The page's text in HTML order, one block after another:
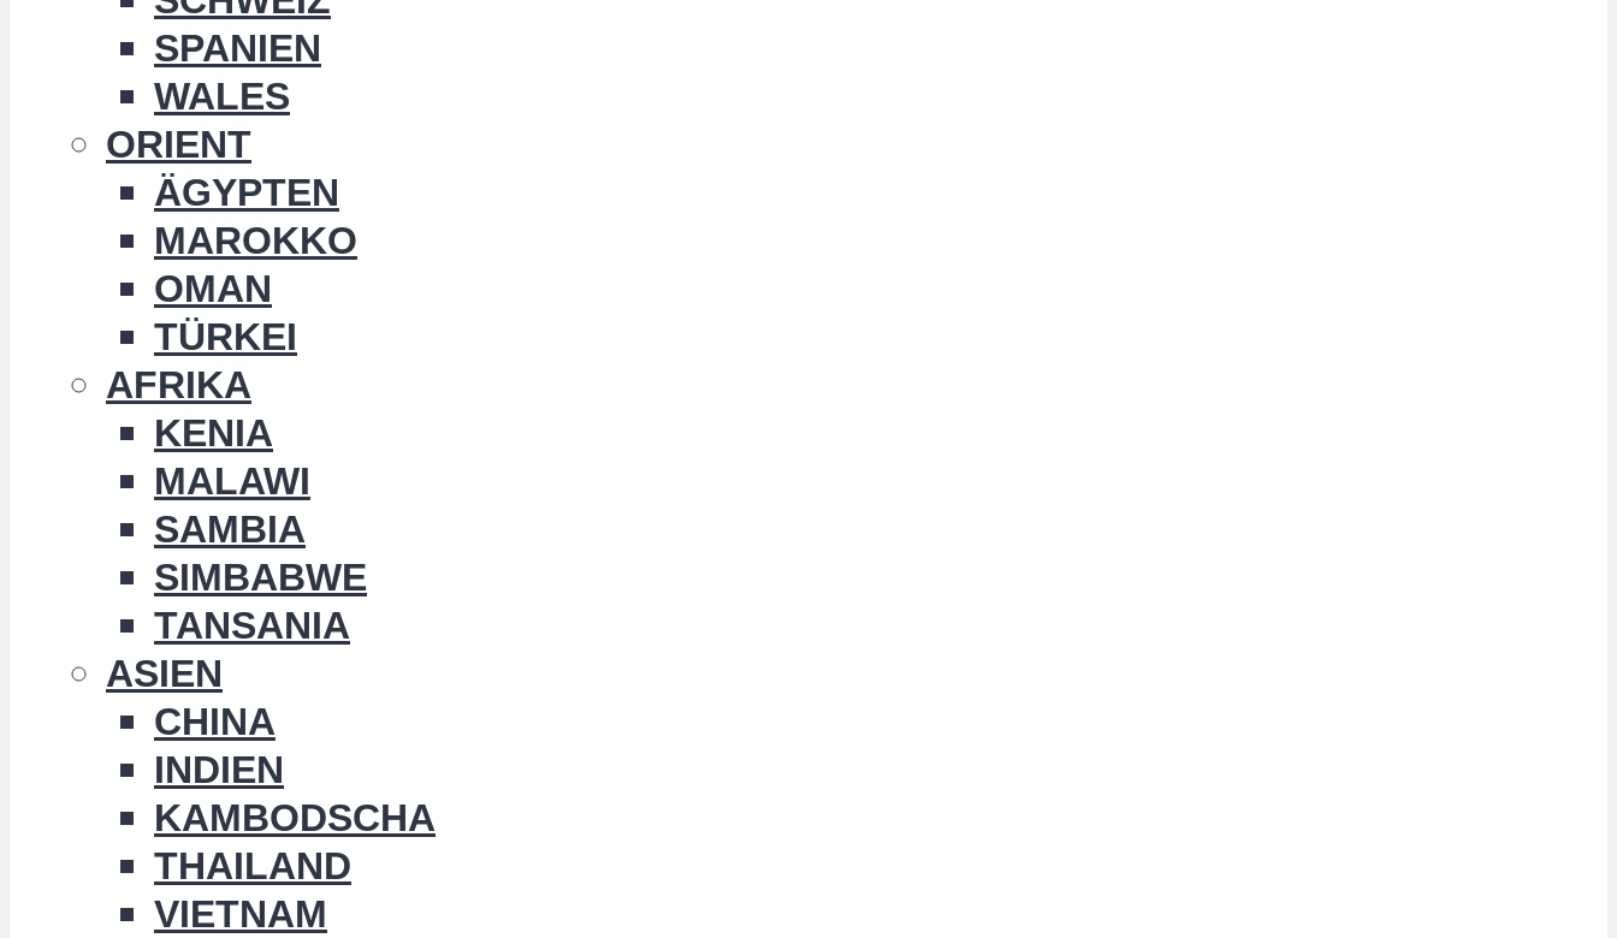
SPANIEN
WALES
ORIENT
ÄGYPTEN
MAROKKO
OMAN
TÜRKEI
AFRIKA
KENIA
MALAWI
SAMBIA
SIMBABWE
TANSANIA
ASIEN
CHINA
INDIEN
KAMBODSCHA
THAILAND
VIETNAM